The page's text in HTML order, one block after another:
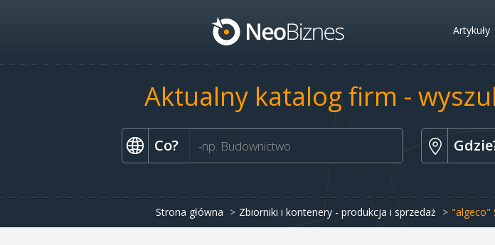
Artykuły
Aktualny katalog firm -
Co?
Strona główna Zbiorniki i kontenery - produkcja i sprzedaż "algeco"